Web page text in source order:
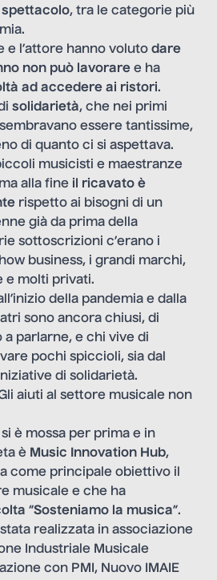
, tra le categorie più
e l’attore hanno voluto dare
non può lavorare e ha
ad accedere ai ristori.
solidarietà, che nei primi
essere tantissime,
di quanto ci si aspettava.
musicisti e maestranze
alla fine il ricavato è
rispetto ai bisogni di un
già da prima della
sottoscrizioni c’erano i
business, i grandi marchi,
e molti privati.
della pandemia e dalla
sono ancora chiusi, di
parlarne, e chi vive di
pochi spiccioli, sia dal
di solidarietà.
aiuti al settore musicale non
è mossa per prima e in
è Music Innovation Hub,
come principale obiettivo il
musicale e che ha
“Sosteniamo la musica”.
realizzata in associazione
Industriale Musicale
con PMI, Nuovo IMAIE